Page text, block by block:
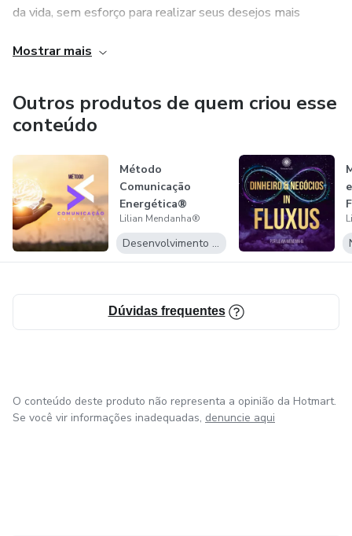
da vida, sem esforço para realizar seus desejos mais
Comunicação Energética, palestrante, escritora e mentora
de Coachs e Terapeutas.
Mostrar mais
Outros produtos de quem criou esse
conteúdo
Método
Comunicação
Energética®
Lilian Mendanha®
Desenvolvimento Pessoal
Dúvidas frequentes
O conteúdo deste produto não representa a opinião da Hotmart.
Se você vir informações inadequadas, denuncie aqui